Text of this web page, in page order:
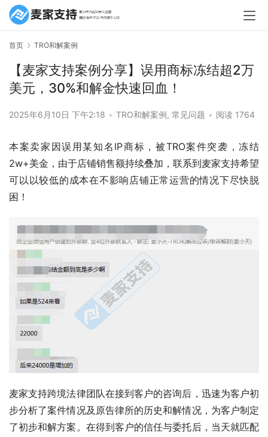
首页 TRO和解案例
【麦家支持案例分享】误用商标冻结超2万
美元，30%和解金快速回血！
2025年6月10日 下午2:18 • TRO和解案例, 常见问题 • 阅读 1764
本案卖家因误用某知名IP商标，被TRO案件突袭，冻结
2w+美金，由于店铺销售额持续叠加，联系到麦家支持希望
可以以较低的成本在不影响店铺正常运营的情况下尽快脱
困！
麦家支持跨境法律团队在接到客户的咨询后，迅速为客户初
步分析了案件情况及原告律所的历史和解情况，为客户制定
了初步和解方案。在得到客户的信任与委托后，当天就匹配